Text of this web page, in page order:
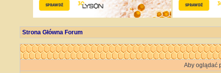
Strona Główna Forum
Aby oglądać